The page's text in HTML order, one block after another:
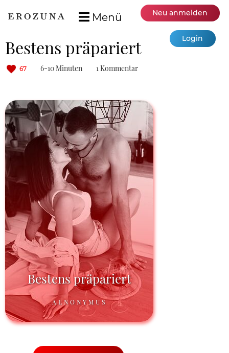
Menü Neu anmelden
Login
Bestens präpariert
67 6-10 Minuten 1 Kommentar
Bestens präpariert
ALNONYMUS